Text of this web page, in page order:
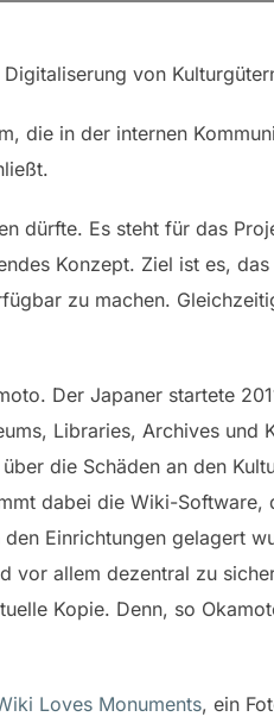
von
die in der internen
dürfte. Es steht für das
Konzept. Ziel ist es,
zu machen.
Der Japaner startete
Libraries, Archives und
die Schäden an den
dabei die Wiki-Software,
Einrichtungen gelagert
vor allem dezentral zu
Kopie. Denn, so
Loves Monuments, ein